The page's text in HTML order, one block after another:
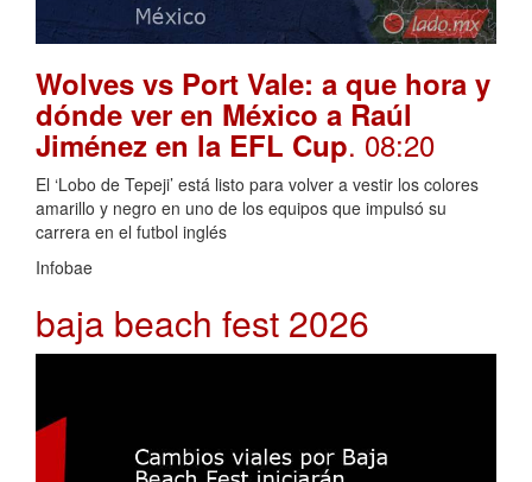
Wolves vs Port Vale: a que hora y
dónde ver en México a Raúl
Jiménez en la EFL Cup. 08:20
El ‘Lobo de Tepeji’ está listo para volver a vestir los colores
amarillo y negro en uno de los equipos que impulsó su
carrera en el futbol inglés
Infobae
baja beach fest 2026